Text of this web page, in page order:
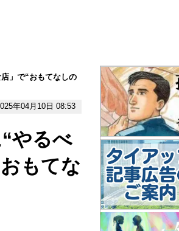
」で“おもてなしの
年04月10日 08:53
やるべ
もてな